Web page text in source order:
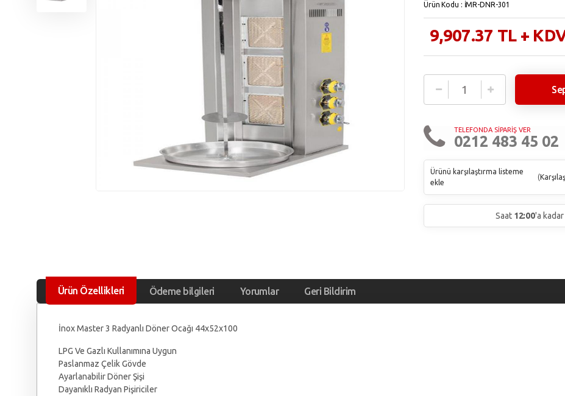
Ürün Kodu : İMR-DNR-301
9,907.37 TL +
TELEFONDA SİPARİŞ VER
0212 483 45 02
Ürünü karşılaştırma listeme
ekle
(
Saat 12:00'a
Ürün Özellikleri Ödeme bilgileri Yorumlar Geri Bildirim
İnox Master 3 Radyanlı Döner Ocağı 44x52x100
LPG Ve Gazlı Kullanımına Uygun
Paslanmaz Çelik Gövde
Ayarlanabilir Döner Şişi
Dayanıklı Radyan Pişiriciler